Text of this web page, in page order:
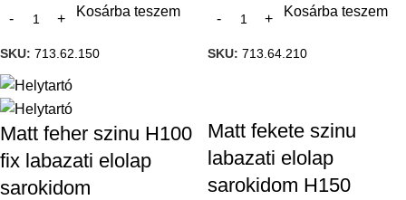
Kosárba teszem
SKU: 713.62.150
Kosárba teszem
SKU: 713.64.210
Matt feher szinu H100
fix labazati elolap
sarokidom
Matt fekete szinu
labazati elolap
sarokidom H150